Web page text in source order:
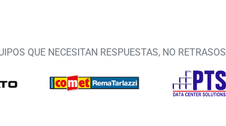
QUE NECESITAN RESPUESTAS, NO RETRASOS